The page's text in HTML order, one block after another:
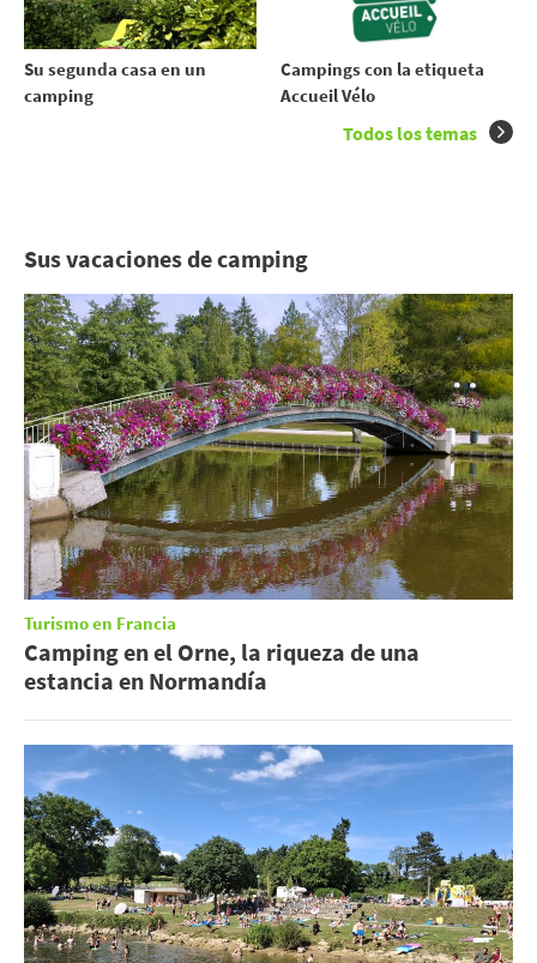
Su segunda casa en un
camping
Campings con la etiqueta
Accueil Vélo
Todos los temas
Sus vacaciones de camping
Turismo en Francia
Camping en el Orne, la riqueza de una
estancia en Normandía